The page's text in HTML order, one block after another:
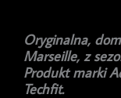
Oryginalna,
Marseille, z
Produkt marki
Techfit.